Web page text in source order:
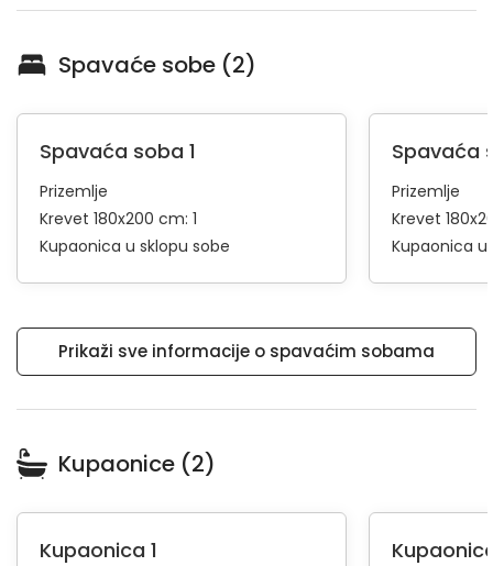
Spavaće sobe (2)
Spavaća soba 1
Prizemlje
Krevet 180x200 cm: 1
Kupaonica u sklopu sobe
Spavaća
Prizemlje
Krevet
Kupaonica u
Prikaži sve informacije o spavaćim sobama
Kupaonice (2)
Kupaonica 1